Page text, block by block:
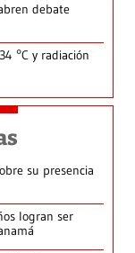
debate
°C y radiación
su presencia
logran ser